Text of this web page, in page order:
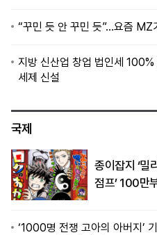
“꾸민 듯 안 꾸민 듯”…요즘 MZ
지방 신산업 창업 법인세 100%
세제 신설
국제
종이잡지 ‘밀
점프’ 100만
‘1000명 전쟁 고아의 아버지’